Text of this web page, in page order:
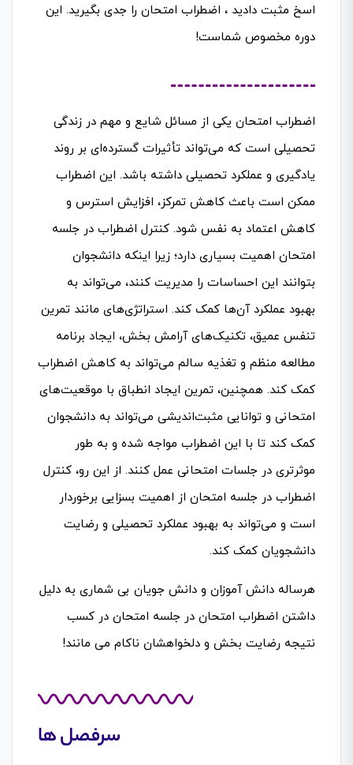
اسخ مثبت دادید ، اضطراب امتحان را جدی بگیرید. این
دوره مخصوص شماست!
اضطراب امتحان یکی از مسائل شایع و مهم در زندگی
تحصیلی است که می‌تواند تأثیرات گسترده‌ای بر روند
یادگیری و عملکرد تحصیلی داشته باشد. این اضطراب
ممکن است باعث کاهش تمرکز، افزایش استرس و
کاهش اعتماد به نفس شود. کنترل اضطراب در جلسه
امتحان اهمیت بسیاری دارد؛ زیرا اینکه دانشجوان
بتوانند این احساسات را مدیریت کنند، می‌تواند به
بهبود عملکرد آن‌ها کمک کند. استراتژی‌های مانند تمرین
تنفس عمیق، تکنیک‌های آرامش بخش، ایجاد برنامه
مطالعه منظم و تغذیه سالم می‌تواند به کاهش اضطراب
کمک کند. همچنین، تمرین ایجاد انطباق با موقعیت‌های
امتحانی و توانایی مثبت‌اندیشی می‌تواند به دانشجوان
کمک کند تا با این اضطراب مواجه شده و به طور
موثرتری در جلسات امتحانی عمل کنند. از این رو، کنترل
اضطراب در جلسه امتحان از اهمیت بسزایی برخوردار
است و می‌تواند به بهبود عملکرد تحصیلی و رضایت
دانشجویان کمک کند.
هرساله دانش آموزان و دانش جویان بی شماری به دلیل
داشتن اضطراب امتحان در جلسه امتحان در کسب
نتیجه رضایت بخش و دلخواهشان ناکام می مانند!
سرفصل ها